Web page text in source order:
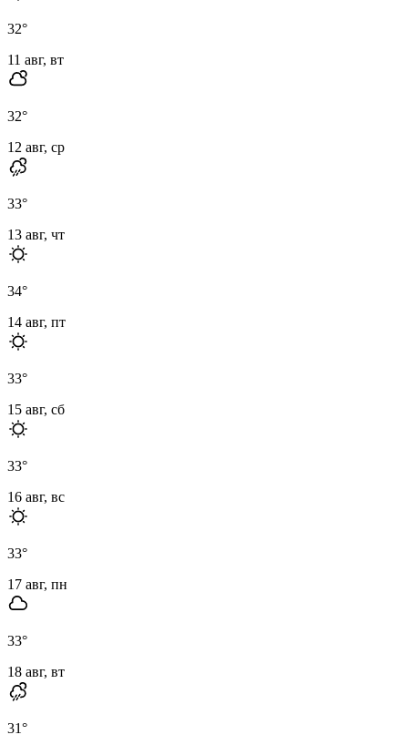
32°
11 авг, вт
32°
12 авг, ср
33°
13 авг, чт
34°
14 авг, пт
33°
15 авг, сб
33°
16 авг, вс
33°
17 авг, пн
33°
18 авг, вт
31°